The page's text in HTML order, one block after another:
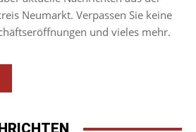
Neumarkt. Verpassen Sie keine
und vieles mehr.